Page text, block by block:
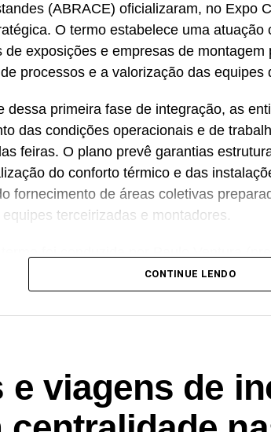
(ABRACE) oficializaram, no Expo
O termo estabelece uma atuação
de exposições e empresas de
processos e a valorização das
dessa primeira fase de integração, as
das condições operacionais e de
feiras. O plano prevê garantias
do conforto térmico e das
fornecimento de áreas coletivas
terceirizadas e montadores.
da ABRACE), Paulo Octavio Pereira
Passos (diretor executivo da
capacidade de reunir pessoas,
além, colocando as entidades que
coletivas. Este acordo simboliza uma
desenvolvimento do mercado passa,
fazem os eventos acontecerem”, afirma
CONTINUE LENDO
e viagens de